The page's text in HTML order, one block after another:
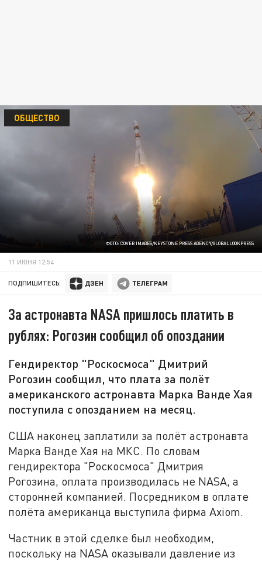
ФОТО: COVER IMAGES/KEYSTONE PRESS AGENCY/GLOBALLOOKPRESS
ОБЩЕСТВО
11 ИЮНЯ 12:54
ПОДПИШИТЕСЬ:
За астронавта NASA пришлось платить в
рублях: Рогозин сообщил об опоздании
Гендиректор "Роскосмоса" Дмитрий
Рогозин сообщил, что плата за полёт
американского астронавта Марка Ванде Хая
поступила с опозданием на месяц.
США наконец заплатили за полёт астронавта
Марка Ванде Хая на МКС. По словам
гендиректора "Роскосмоса" Дмитрия
Рогозина, оплата производилась не NASA, а
сторонней компанией. Посредником в оплате
полёта американца выступила фирма Axiom.
Частник в этой сделке был необходим,
поскольку на NASA оказывали давление из